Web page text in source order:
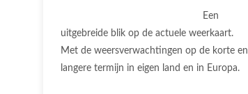
Een
uitgebreide blik op de actuele weerkaart.
Met de weersverwachtingen op de korte en
langere termijn in eigen land en in Europa.